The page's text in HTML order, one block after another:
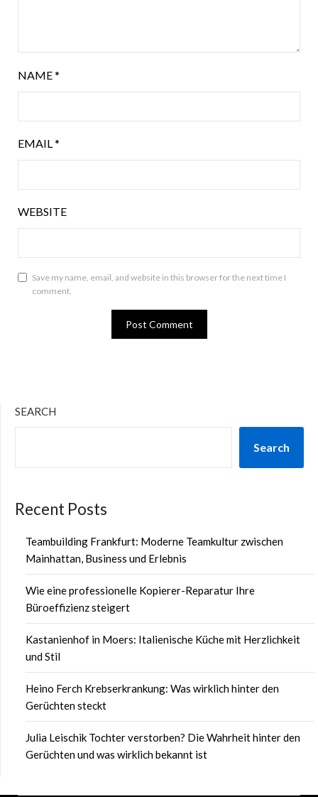
NAME*
EMAIL*
WEBSITE
Save my name, email, and website in this browser for the next time I
comment.
SEARCH
Search
Recent Posts
Teambuilding Frankfurt: Moderne Teamkultur zwischen
Mainhattan, Business und Erlebnis
Wie eine professionelle Kopierer-Reparatur Ihre
Büroeffizienz steigert
Kastanienhof in Moers: Italienische Küche mit Herzlichkeit
und Stil
Heino Ferch Krebserkrankung: Was wirklich hinter den
Gerüchten steckt
Julia Leischik Tochter verstorben? Die Wahrheit hinter den
Gerüchten und was wirklich bekannt ist